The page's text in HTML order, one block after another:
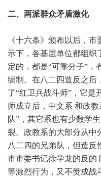
二、两派群众矛盾激化
《十六条》颁布以后，
示下，各基层单位都组织
定的，都是“可靠分子”，
编制。在八二四造反之后
了“红卫兵战斗师”，它是
师成立后，中文系 和政
队”，其它系也有少数学
裂。政教系的大部分从中
八二四的兄弟队，但造反
市市委书记徐学龙的反的
等激烈行为，又不赞成战